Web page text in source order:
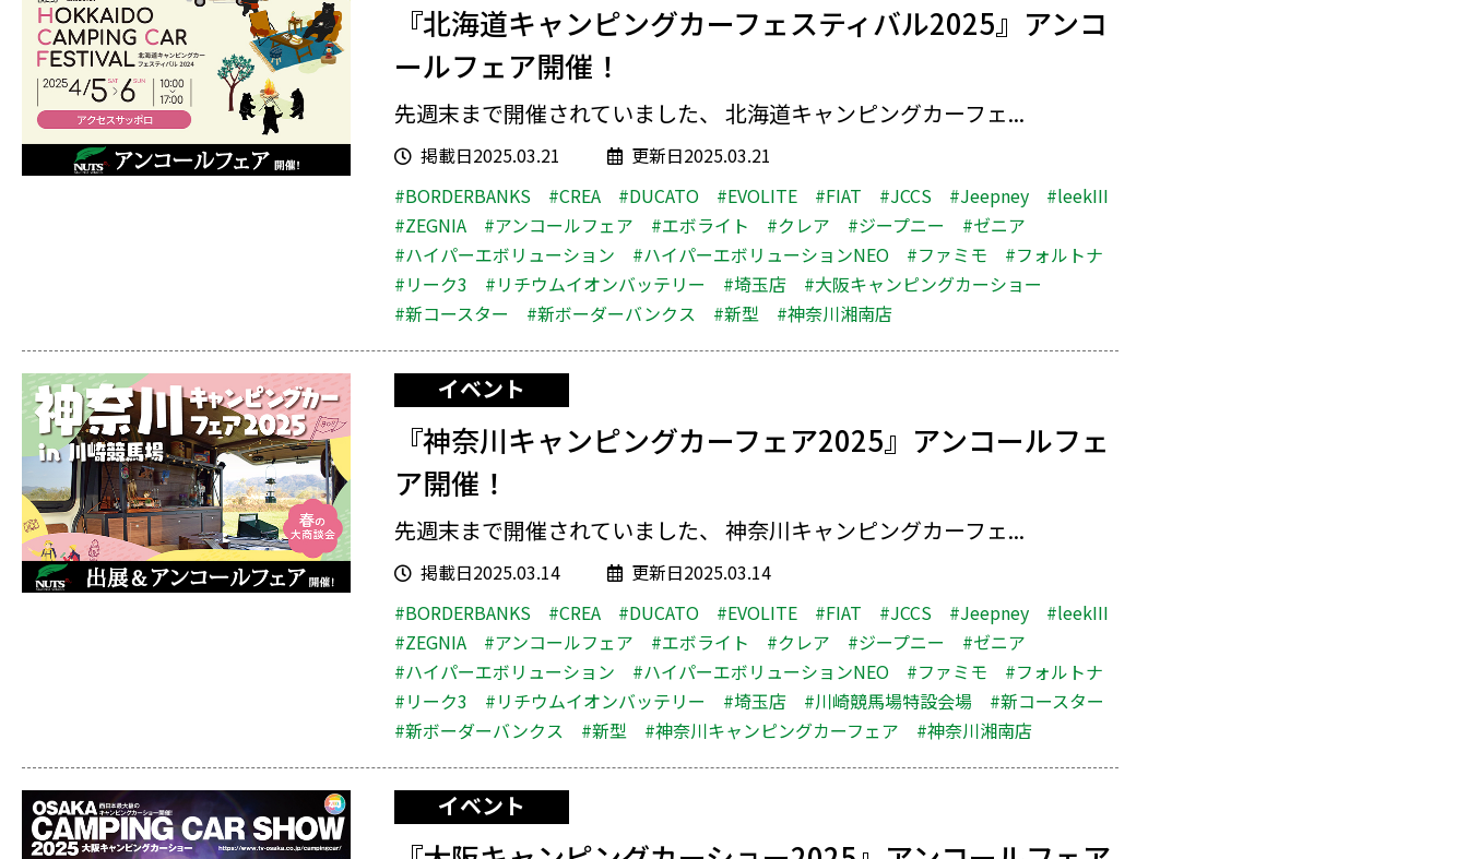
『北海道キャンピングカーフェスティバル2025』アンコ
ールフェア開催！
先週末まで開催されていました、 北海道キャンピングカーフェ...
掲載日2025.03.21
更新日2025.03.21
#BORDERBANKS
#CREA #DUCATO #EVOLITE #FIAT #JCCS #Jeepney
#leekIII
#ZEGNIA
#アンコールフェア #エボライト #クレア #ジープニー
#ゼニア
#ハイパーエボリューション
#ハイパーエボリューションNEO #ファミモ
#フォルトナ
#リーク3
#リチウムイオンバッテリー #埼玉店
#大阪キャンピングカーショー
#新コースター
#新ボーダーバンクス #新型 #神奈川湘南店
イベント
『神奈川キャンピングカーフェア2025』アンコールフェ
ア開催！
先週末まで開催されていました、 神奈川キャンピングカーフェ...
掲載日2025.03.14
更新日2025.03.14
#BORDERBANKS
#CREA #DUCATO #EVOLITE #FIAT #JCCS #Jeepney
#leekIII
#ZEGNIA
#アンコールフェア #エボライト #クレア #ジープニー
#ゼニア
#ハイパーエボリューション
#ハイパーエボリューションNEO #ファミモ
#フォルトナ
#リーク3
#リチウムイオンバッテリー #埼玉店 #川崎競馬場特設会場
#新コースター
#新ボーダーバンクス
#新型 #神奈川キャンピングカーフェア #神奈川湘南店
イベント